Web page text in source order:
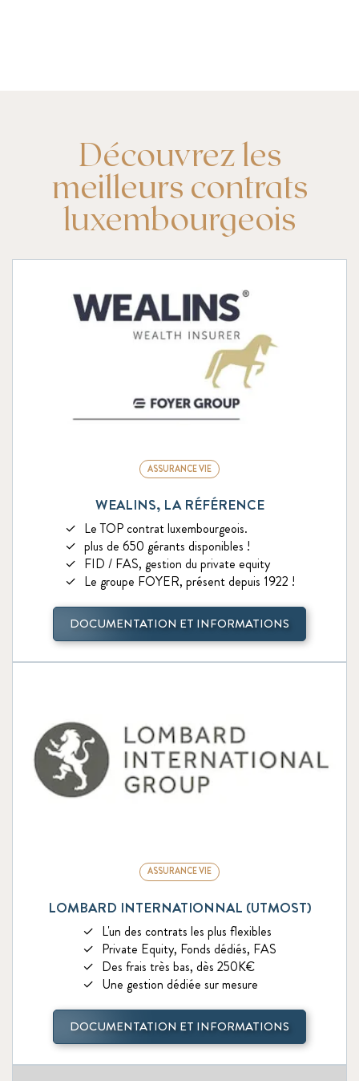
Découvrez les
meilleurs contrats
luxembourgeois
ASSURANCE VIE
WEALINS, LA RÉFÉRENCE
Le TOP contrat luxembourgeois.
plus de 650 gérants disponibles !
FID / FAS, gestion du private equity
Le groupe FOYER, présent depuis 1922 !
DOCUMENTATION ET INFORMATIONS
ASSURANCE VIE
LOMBARD INTERNATIONNAL (UTMOST)
L'un des contrats les plus flexibles
Private Equity, Fonds dédiés, FAS
Des frais très bas, dès 250K€
Une gestion dédiée sur mesure
DOCUMENTATION ET INFORMATIONS